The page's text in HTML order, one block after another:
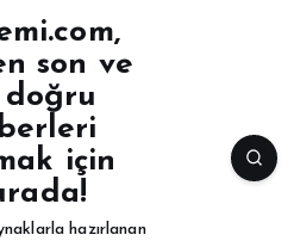
son ve
için
hazırlanan